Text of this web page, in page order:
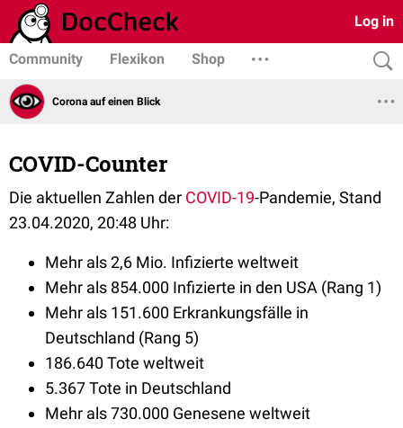
Log in
Community Flexikon Shop
Corona auf einen Blick
COVID-Counter
Die aktuellen Zahlen der COVID-19-Pandemie, Stand
23.04.2020, 20:48 Uhr:
Mehr als 2,6 Mio. Infizierte weltweit
Mehr als 854.000 Infizierte in den USA (Rang 1)
Mehr als 151.600 Erkrankungsfälle in
Deutschland (Rang 5)
186.640 Tote weltweit
5.367 Tote in Deutschland
Mehr als 730.000 Genesene weltweit